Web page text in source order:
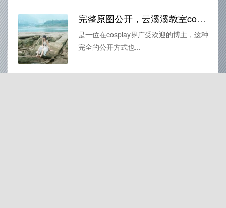
完整原图公开，云溪溪教室cos美图享不用解释
是一位在cosplay界广受欢迎的博主，这种
完全的公开方式也...